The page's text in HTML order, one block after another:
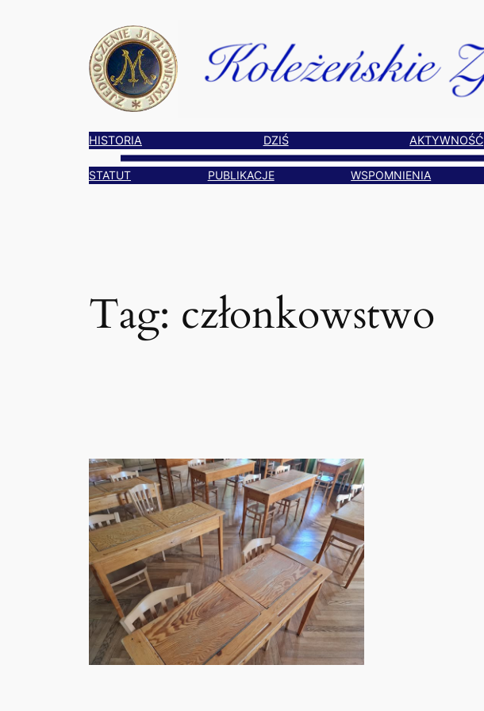
HISTORIA DZIŚ AKTYWNOŚĆ
STATUT PUBLIKACJE WSPOMNIENIA
Tag: członkowstwo